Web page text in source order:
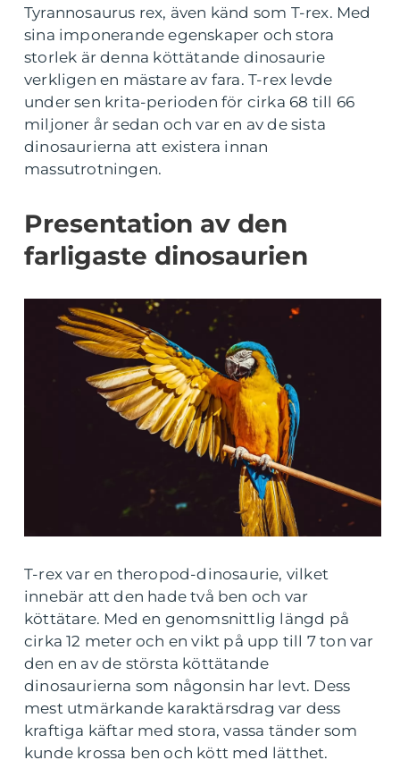
Tyrannosaurus rex, även känd som T-rex. Med
sina imponerande egenskaper och stora
storlek är denna köttätande dinosaurie
verkligen en mästare av fara. T-rex levde
under sen krita-perioden för cirka 68 till 66
miljoner år sedan och var en av de sista
dinosaurierna att existera innan
massutrotningen.
Presentation av den
farligaste dinosaurien
T-rex var en theropod-dinosaurie, vilket
innebär att den hade två ben och var
köttätare. Med en genomsnittlig längd på
cirka 12 meter och en vikt på upp till 7 ton var
den en av de största köttätande
dinosaurierna som någonsin har levt. Dess
mest utmärkande karaktärsdrag var dess
kraftiga käftar med stora, vassa tänder som
kunde krossa ben och kött med lätthet.